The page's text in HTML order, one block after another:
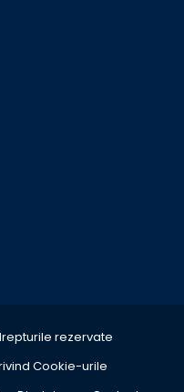
rezervate
Cookie-urile